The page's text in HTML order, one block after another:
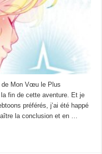
Mon Vœu le Plus
fin de cette aventure. Et je
préférés, j’ai été happé
la conclusion et en …